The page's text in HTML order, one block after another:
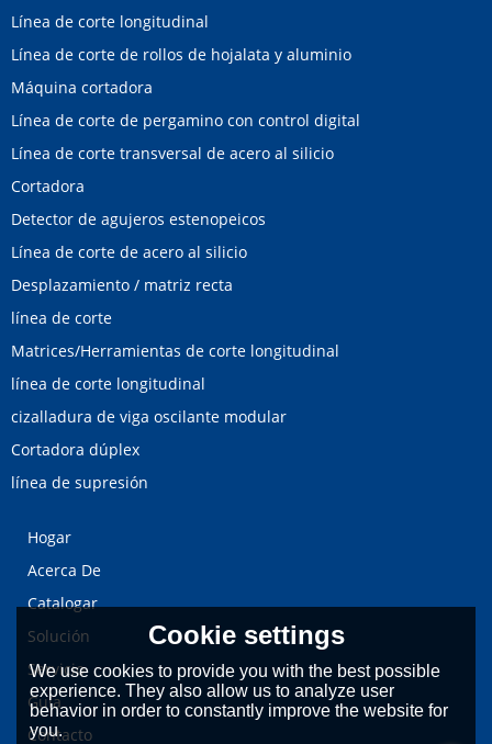
Línea de corte longitudinal
Línea de corte de rollos de hojalata y aluminio
Máquina cortadora
Línea de corte de pergamino con control digital
Línea de corte transversal de acero al silicio
Cortadora
Detector de agujeros estenopeicos
Línea de corte de acero al silicio
Desplazamiento / matriz recta
línea de corte
Matrices/Herramientas de corte longitudinal
línea de corte longitudinal
cizalladura de viga oscilante modular
Cortadora dúplex
línea de supresión
Hogar
Acerca De
Catalogar
Solución
Servicio
Guía
Contacto
Cookie settings
We use cookies to provide you with the best possible
experience. They also allow us to analyze user
behavior in order to constantly improve the website for
you.